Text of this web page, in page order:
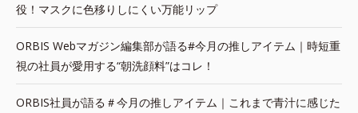
役！マスクに色移りしにくい万能リップ
ORBIS Webマガジン編集部が語る#今月の推しアイテム｜時短重
視の社員が愛用する“朝洗顔料”はコレ！
ORBIS社員が語る＃今月の推しアイテム｜これまで青汁に感じた